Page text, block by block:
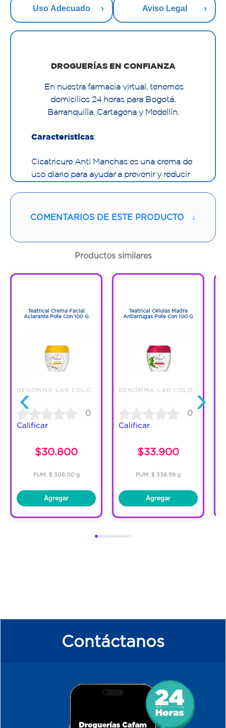
Uso Adecuado Aviso Legal
DROGUERÍAS EN CONFIANZA
En nuestra farmacia virtual, tenemos
domicilios 24 horas para Bogotá,
Barranquilla, Cartagena y Medellín.
Características:
Cicatricure Anti Manchas es una crema de
uso diario para ayudar a prevenir y reducir
COMENTARIOS DE ESTE PRODUCTO ↓
Productos similares
‹
Teatrical Crema Facial
Aclarante Pote Con 100 G
0
Calificar
$30.800
PUM: $ 308.00 g
Agregar
Teatrical Células Madre
Antiarrugas Pote Con 100 G
0
Calificar
$33.900
PUM: $ 338.99 g
Agregar
›
Contáctanos